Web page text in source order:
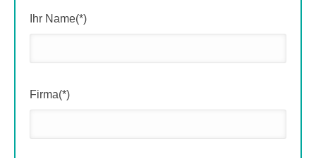
Ihr Name(*)
Firma(*)